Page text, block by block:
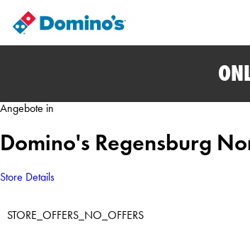
Angebote in
Domino's Regensburg
Store Details
STORE_OFFERS_NO_OFFERS